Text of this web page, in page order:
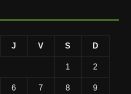
J V S D
1 2
6 7 8 9